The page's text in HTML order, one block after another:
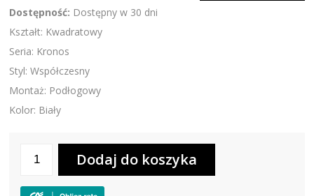
Dostępność: Dostępny w 30 dni
Kształt: Kwadratowy
Seria: Kronos
Styl: Współczesny
Montaż: Podłogowy
Kolor: Biały